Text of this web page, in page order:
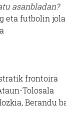
asanbladan?
eta futbolin
frontoira
Tolosala
Berandu